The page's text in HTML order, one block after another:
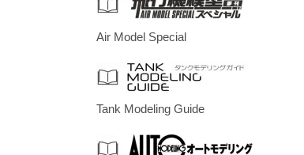
Air Model Special
Tank Modeling Guide